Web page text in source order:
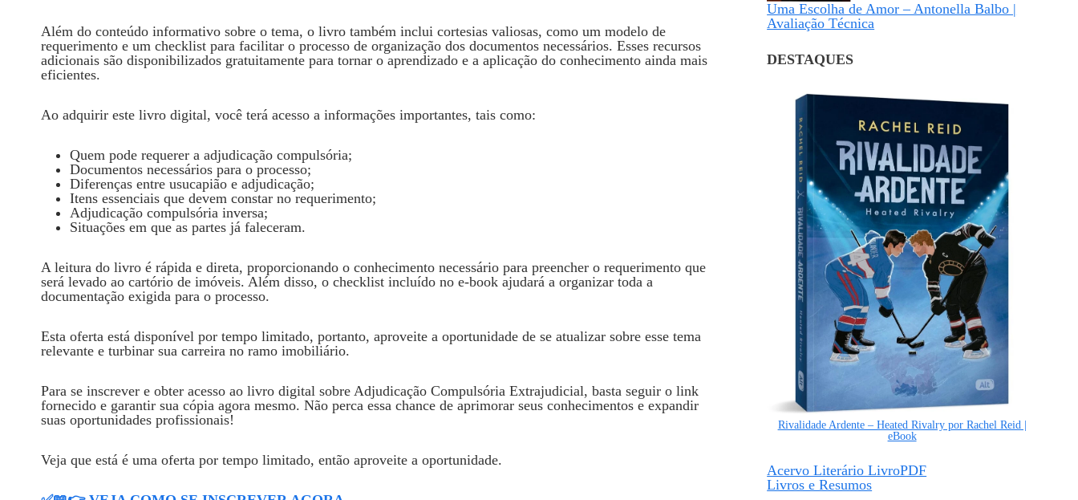
Além do conteúdo informativo sobre o tema, o livro também inclui cortesias valiosas, como um modelo de
requerimento e um checklist para facilitar o processo de organização dos documentos necessários. Esses recursos
adicionais são disponibilizados gratuitamente para tornar o aprendizado e a aplicação do conhecimento ainda mais
eficientes.
Ao adquirir este livro digital, você terá acesso a informações importantes, tais como:
Quem pode requerer a adjudicação compulsória;
Documentos necessários para o processo;
Diferenças entre usucapião e adjudicação;
Itens essenciais que devem constar no requerimento;
Adjudicação compulsória inversa;
Situações em que as partes já faleceram.
A leitura do livro é rápida e direta, proporcionando o conhecimento necessário para preencher o requerimento que
será levado ao cartório de imóveis. Além disso, o checklist incluído no e-book ajudará a organizar toda a
documentação exigida para o processo.
Esta oferta está disponível por tempo limitado, portanto, aproveite a oportunidade de se atualizar sobre esse tema
relevante e turbinar sua carreira no ramo imobiliário.
Para se inscrever e obter acesso ao livro digital sobre Adjudicação Compulsória Extrajudicial, basta seguir o link
fornecido e garantir sua cópia agora mesmo. Não perca essa chance de aprimorar seus conhecimentos e expandir
suas oportunidades profissionais!
Veja que está é uma oferta por tempo limitado, então aproveite a oportunidade.
Uma Escolha de Amor – Antonella Balbo |
Avaliação Técnica
DESTAQUES
Rivalidade Ardente – Heated Rivalry por Rachel Reid |
eBook
Acervo Literário LivroPDF
Livros e Resumos